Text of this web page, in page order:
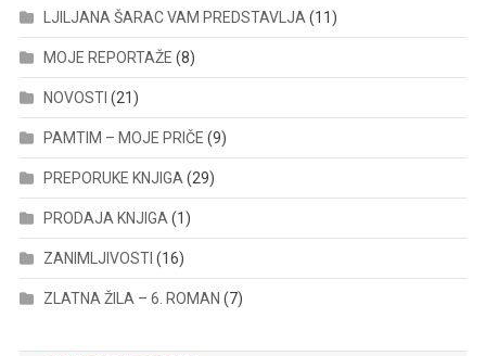
LJILJANA ŠARAC VAM PREDSTAVLJA (11)
MOJE REPORTAŽE (8)
NOVOSTI (21)
PAMTIM – MOJE PRIČE (9)
PREPORUKE KNJIGA (29)
PRODAJA KNJIGA (1)
ZANIMLJIVOSTI (16)
ZLATNA ŽILA – 6. ROMAN (7)